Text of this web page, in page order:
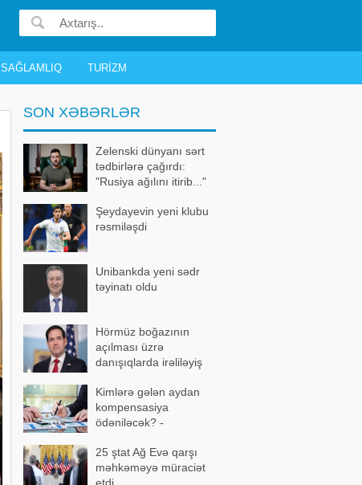
SAĞLAMLIQ TURIZM
SON XƏBƏRLƏR
Zelenski dünyanı sərt
tədbirlərə çağırdı:
"Rusiya ağılını itirib..."
Şeydayevin yeni klubu
rəsmiləşdi
Unibankda yeni sədr
təyinatı oldu
Hörmüz boğazının
açılması üzrə
danışıqlarda irəliləyiş
Kimlərə gələn aydan
kompensasiya
ödəniləcək? -
25 ştat Ağ Evə qarşı
məhkəməyə müraciət